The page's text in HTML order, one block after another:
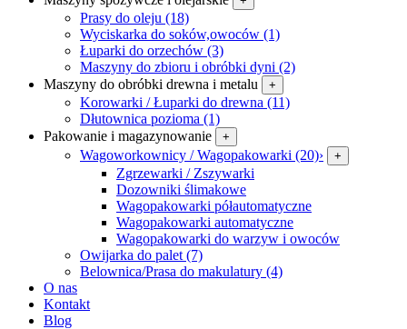
Prasy do oleju (18)
Wyciskarka do soków,owoców (1)
Łuparki do orzechów (3)
Maszyny do zbioru i obróbki dyni (2)
Maszyny do obróbki drewna i metalu
+
Korowarki / Łuparki do drewna (11)
Dłutownica pozioma (1)
Pakowanie i magazynowanie
+
Wagoworkownicy / Wagopakowarki (20)› +
Zgrzewarki / Zszywarki
Dozowniki ślimakowe
Wagopakowarki półautomatyczne
Wagopakowarki automatyczne
Wagopakowarki do warzyw i owoców
Owijarka do palet (7)
Belownica/Prasa do makulatury (4)
O nas
Kontakt
Blog